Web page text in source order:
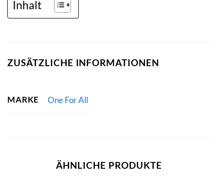
Inhalt
ZUSÄTZLICHE INFORMATIONEN
MARKE One For All
ÄHNLICHE PRODUKTE